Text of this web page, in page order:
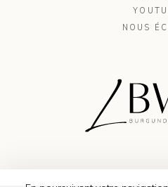
NOUS